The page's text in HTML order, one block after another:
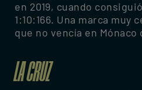
en 2019, cuando
1:10:166. Una marca muy
que no vencía en Mónaco
LA CRUZ